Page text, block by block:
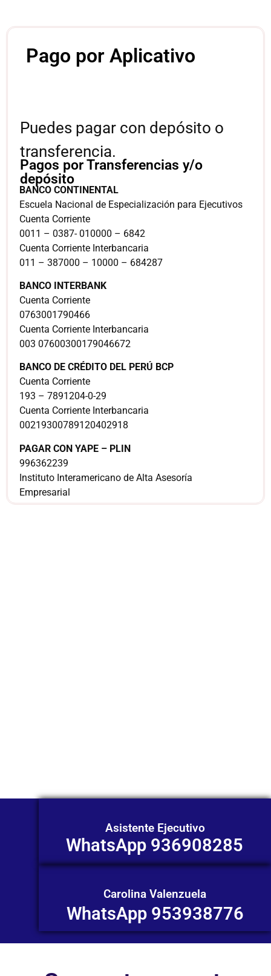
Pago por Aplicativo
Puedes pagar con depósito o
transferencia.
BANCO CONTINENTAL
Escuela Nacional de Especialización para Ejecutivos
Cuenta Corriente
0011 – 0387- 010000 – 6842
Cuenta Corriente Interbancaria
011 – 387000 – 10000 – 684287
BANCO INTERBANK
Cuenta Corriente
0763001790466
Cuenta Corriente Interbancaria
003 07600300179046672
BANCO DE CRÉDITO DEL PERÚ BCP
Cuenta Corriente
193 – 7891204-0-29
Cuenta Corriente Interbancaria
00219300789120402918
PAGAR CON YAPE – PLIN
996362239
Instituto Interamericano de Alta Asesoría
Empresarial
Pagos por Transferencias y/o
depósito
Asistente Ejecutivo
WhatsApp 936908285
Carolina Valenzuela
WhatsApp 953938776